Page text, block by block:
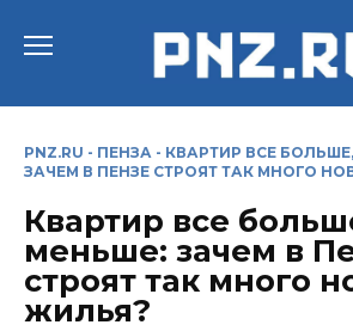
PNZ.RU - ПЕНЗА - КВАРТИР ВСЕ
ЗАЧЕМ В ПЕНЗЕ СТРОЯТ ТАК МНОГО
Квартир все
меньше: зачем в
строят так много
жилья?